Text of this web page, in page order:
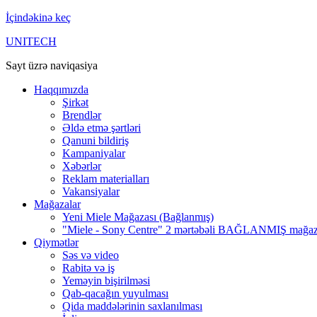
İçindəkinə keç
UNITECH
Sayt üzrə naviqasiya
Haqqımızda
Şirkət
Brendlər
Əldə etmə şərtləri
Qanuni bildiriş
Kampaniyalar
Xəbərlər
Reklam materialları
Vakansiyalar
Mağazalar
Yeni Miele Mağazası (Bağlanmış)
"Miele - Sony Centre" 2 mərtəbəli BAĞLANMIŞ
Qiymətlər
Səs və video
Rabitə və iş
Yeməyin bişirilməsi
Qab-qacağın yuyulması
Qida maddələrinin saxlanılması